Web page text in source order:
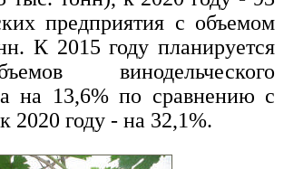
предприятия с объемом
К 2015 году планируется
винодельческого
на 13,6% по сравнению с
2020 году - на 32,1%.